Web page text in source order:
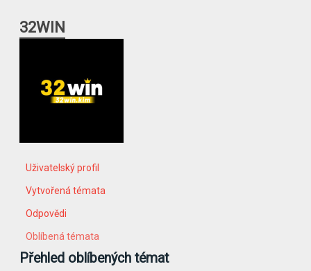
32WIN
Uživatelský profil
Vytvořená témata
Odpovědi
Oblíbená témata
Přehled oblíbených témat